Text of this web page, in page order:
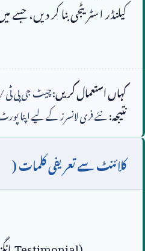
کہاں استعمال کریں:چیٹ جی پی ٹی /
نتیجہ:نئے فری لانسرز کے لیے اپنا
کلائنٹ سے تعریفی کلمات (